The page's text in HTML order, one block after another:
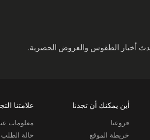
أخبار الطقوس والعروض الحصرية.
أين يمكنك أن تجدنا
فروعنا
خريطة الموقع
علامتنا
معلومات
حالة الطلب